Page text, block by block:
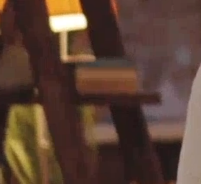
טווח מחירים לשעה:
מורה פרטי